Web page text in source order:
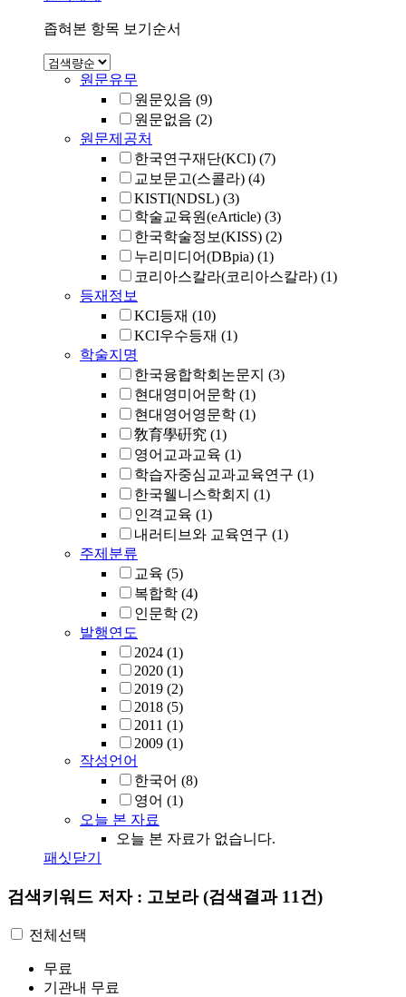
좁혀본 항목 보기순서
원문유무
원문있음 (9)
원문없음 (2)
원문제공처
한국연구재단(KCI) (7)
교보문고(스콜라) (4)
KISTI(NDSL) (3)
학술교육원(eArticle) (3)
한국학술정보(KISS) (2)
누리미디어(DBpia) (1)
코리아스칼라(코리아스칼라) (1)
등재정보
KCI등재 (10)
KCI우수등재 (1)
학술지명
한국융합학회논문지 (3)
현대영미어문학 (1)
현대영어영문학 (1)
敎育學硏究 (1)
영어교과교육 (1)
학습자중심교과교육연구 (1)
한국웰니스학회지 (1)
인격교육 (1)
내러티브와 교육연구 (1)
주제분류
교육 (5)
복합학 (4)
인문학 (2)
발행연도
2024 (1)
2020 (1)
2019 (2)
2018 (5)
2011 (1)
2009 (1)
작성언어
한국어 (8)
영어 (1)
오늘 본 자료
오늘 본 자료가 없습니다.
패싯닫기
검색키워드 저자 : 고보라(검색결과 11건)
전체선택
무료
기관내 무료